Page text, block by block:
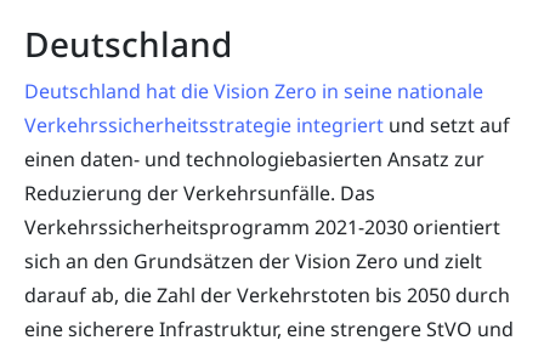
Deutschland
Deutschland hat die Vision Zero in seine nationale
Verkehrssicherheitsstrategie integriert und setzt auf
einen daten- und technologiebasierten Ansatz zur
Reduzierung der Verkehrsunfälle. Das
Verkehrssicherheitsprogramm 2021-2030 orientiert
sich an den Grundsätzen der Vision Zero und zielt
darauf ab, die Zahl der Verkehrstoten bis 2050 durch
eine sicherere Infrastruktur, eine strengere StVO und